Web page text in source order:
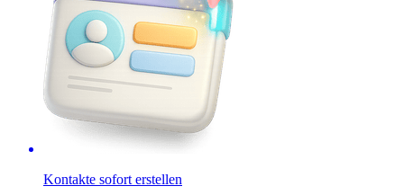
Kontakte sofort erstellen